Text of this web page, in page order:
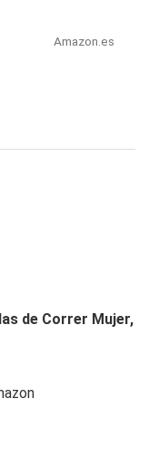
Amazon.es
de Correr Mujer,